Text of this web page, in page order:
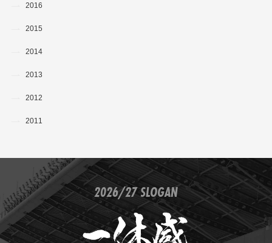
2016
2015
2014
2013
2012
2011
2026/27 SLOGAN